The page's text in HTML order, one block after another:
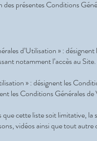
présentes Conditions
d’Utilisation » :
notamment l’accès au Site.
» : désignent les
les Conditions Générales de
que cette liste soit limitative,
vidéos ainsi que tout